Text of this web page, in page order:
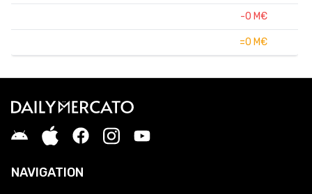
-0 M€
=0 M€
NAVIGATION